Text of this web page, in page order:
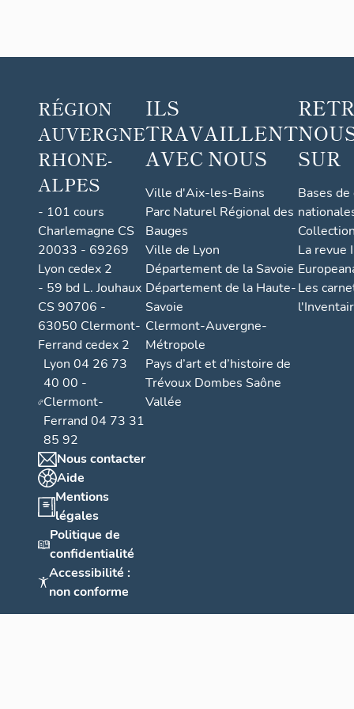
Sail-
sous-
Couz
an
RÉGION
AUVERGNE
RHONE-
ALPES
- 101 cours
Charlemagne CS
20033 - 69269
Lyon cedex 2
- 59 bd L. Jouhaux
CS 90706 -
63050 Clermont-
Ferrand cedex 2
Lyon 04 26 73
40 00 -
Clermont-
Ferrand 04 73 31
85 92
Nous contacter
Aide
Mentions
légales
Politique de
confidentialité
Accessibilité :
non conforme
ILS
TRAVAILLENT
AVEC NOUS
Ville d'Aix-les-Bains
Parc Naturel Régional des
Bauges
Ville de Lyon
Département de la Savoie
Département de la Haute-
Savoie
Clermont-Auvergne-
Métropole
Pays d’art et d’histoire de
Trévoux Dombes Saône
Vallée
SUR
Bases
La revue
Les